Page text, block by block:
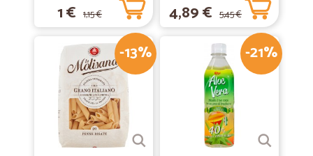
1 € 1,15 € 4,89 € 5,45 €
-13% -21%